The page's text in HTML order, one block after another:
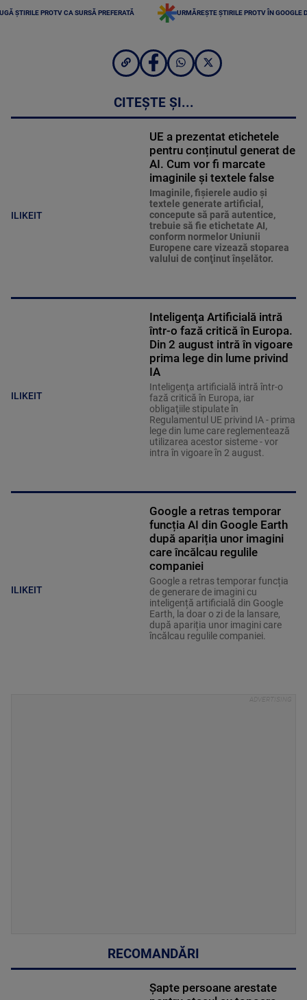
ȘTIRILE PROTV CA SURSĂ PREFERATĂ URMĂREȘTE ȘTIRILE PROTV ÎN GOOGLE
CITEȘTE ȘI...
ILIKEIT
UE a prezentat etichetele
pentru conținutul generat de
AI. Cum vor fi marcate
imaginile și textele false
Imaginile, fişierele audio şi
textele generate artificial,
concepute să pară autentice,
trebuie să fie etichetate AI,
conform normelor Uniunii
Europene care vizează stoparea
valului de conţinut înşelător.
ILIKEIT
Inteligenţa Artificială intră
într-o fază critică în Europa.
Din 2 august intră în vigoare
prima lege din lume privind
IA
Inteligenţa artificială intră într-o
fază critică în Europa, iar
obligaţiile stipulate în
Regulamentul UE privind IA - prima
lege din lume care reglementează
utilizarea acestor sisteme - vor
intra în vigoare în 2 august.
ILIKEIT
Google a retras temporar
funcția AI din Google Earth
după apariția unor imagini
care încălcau regulile
companiei
Google a retras temporar funcția
de generare de imagini cu
inteligență artificială din Google
Earth, la doar o zi de la lansare,
după apariția unor imagini care
încălcau regulile companiei.
RECOMANDĂRI
Șapte persoane arestate